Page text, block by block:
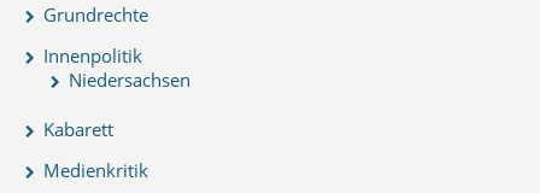
Grundrechte
Innenpolitik
Niedersachsen
Kabarett
Medienkritik